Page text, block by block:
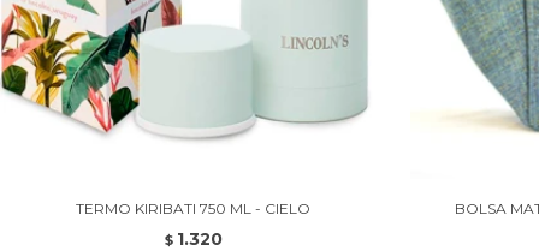
TERMO KIRIBATI 750 ML - CIELO
$ 1.320
BOLSA